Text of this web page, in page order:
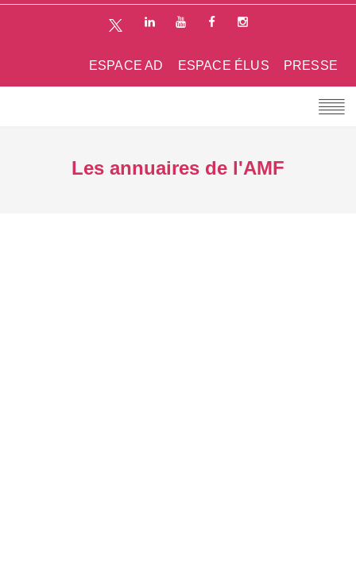
PRESSE
ESPACE ÉLUS
ESPACE AD
Les annuaires de l'AMF